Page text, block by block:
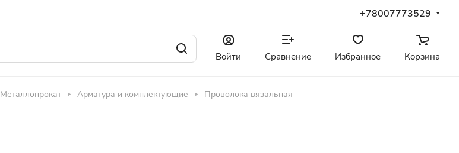
+78007773529
Войти Сравнение Избранное Корзина
Металлопрокат Арматура и комплектующие Проволока вязальная